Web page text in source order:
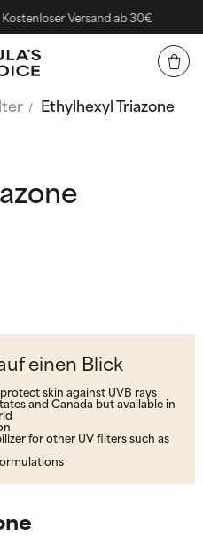
Versand ab 30€
Ethylhexyl Triazone
einen Blick
skin against UVB rays
and Canada but available in
for other UV filters such as